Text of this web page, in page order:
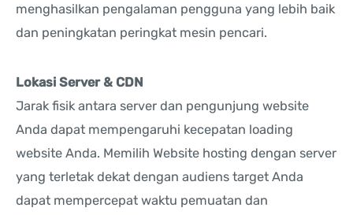
menghasilkan pengalaman pengguna yang lebih baik
dan peningkatan peringkat mesin pencari.
Lokasi Server & CDN
Jarak fisik antara server dan pengunjung website
Anda dapat mempengaruhi kecepatan loading
website Anda. Memilih Website hosting dengan server
yang terletak dekat dengan audiens target Anda
dapat mempercepat waktu pemuatan dan